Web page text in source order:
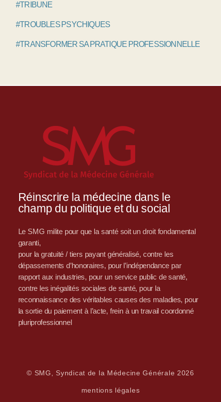
#TRIBUNE
#TROUBLES PSYCHIQUES
#TRANSFORMER SA PRATIQUE PROFESSIONNELLE
Réinscrire la médecine dans le
champ du politique et du social
Le SMG milite pour que la santé soit un droit fondamental
garanti,
pour la gratuité / tiers payant généralisé, contre les
dépassements d’honoraires, pour l’indépendance par
rapport aux industries, pour un service public de santé,
contre les inégalités sociales de santé, pour la
reconnaissance des véritables causes des maladies, pour
la sortie du paiement à l’acte, frein à un travail coordonné
pluriprofessionnel
© SMG, Syndicat de la Médecine Générale 2026
mentions légales